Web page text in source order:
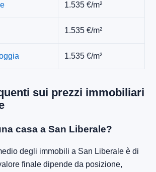
1.535 €/m²
1.535 €/m²
1.535 €/m²
sui prezzi immobiliari
casa a San Liberale?
degli immobili a San Liberale è di
finale dipende da posizione,